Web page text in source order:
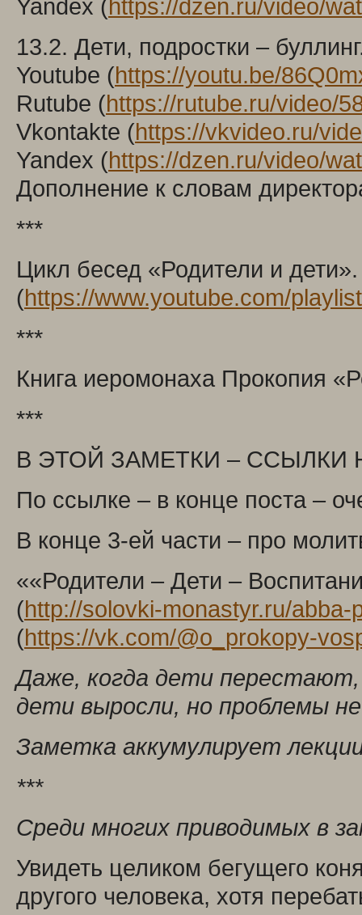
Yandex (https://dzen.ru/video/
13.2. Дети, подростки –
Youtube (https://youtu.be/
Rutube (https://rutube.ru/video/
Vkontakte (https://vkvideo.ru/
Yandex (https://dzen.ru/video/
Дополнение к словам
***
Цикл бесед «Родители и дети».
(https://www.youtube.com/
***
Книга иеромонаха Прокопия
***
В ЭТОЙ ЗАМЕТКИ – ССЫЛКИ НА
По ссылке – в конце поста –
В конце 3-ей части – про
««Родители – Дети –
(http://solovki-monastyr.ru/
(https://vk.com/@o_prokopy-
Даже, когда дети
дети выросли, но проблемы
Заметка аккумулирует
***
Среди многих приводимых в
Увидеть целиком бегущего
другого человека, хотя